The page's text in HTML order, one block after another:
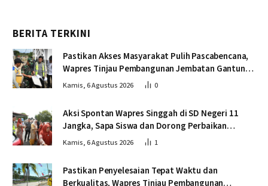
BERITA TERKINI
Pastikan Akses Masyarakat Pulih Pascabencana,
Wapres Tinjau Pembangunan Jembatan Gantung
Kendawi
Kamis, 6 Agustus 2026 0
Aksi Spontan Wapres Singgah di SD Negeri 11
Jangka, Sapa Siswa dan Dorong Perbaikan
Sekolah
Kamis, 6 Agustus 2026 1
Pastikan Penyelesaian Tepat Waktu dan
Berkualitas, Wapres Tinjau Pembangunan